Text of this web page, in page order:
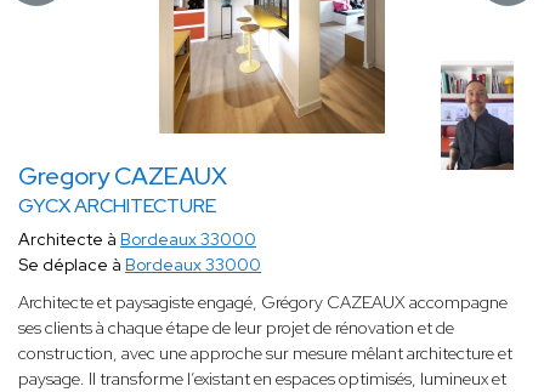
Gregory CAZEAUX
GYCX ARCHITECTURE
Architecte à Bordeaux 33000
Se déplace à Bordeaux 33000
Architecte et paysagiste engagé, Grégory CAZEAUX accompagne
ses clients à chaque étape de leur projet de rénovation et de
construction, avec une approche sur mesure mêlant architecture et
paysage. Il transforme l’existant en espaces optimisés, lumineux et